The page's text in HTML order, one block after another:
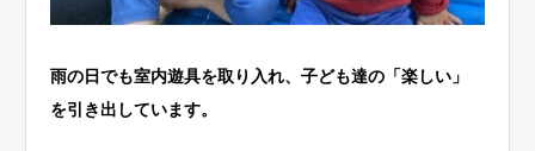
雨の日でも室内遊具を取り入れ、子ども達の「楽しい」
を引き出しています。